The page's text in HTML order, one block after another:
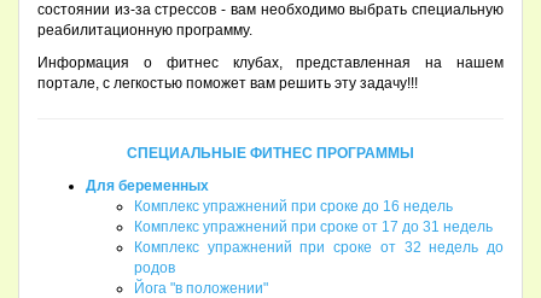
состоянии из-за стрессов - вам необходимо выбрать специальную
реабилитационную программу.
Информация о фитнес клубах, представленная на нашем
портале, с легкостью поможет вам решить эту задачу!!!
СПЕЦИАЛЬНЫЕ ФИТНЕС ПРОГРАММЫ
Для беременных
Комплекс упражнений при сроке до 16 недель
Комплекс упражнений при сроке от 17 до 31 недель
Комплекс упражнений при сроке от 32 недель до
родов
Йога "в положении"